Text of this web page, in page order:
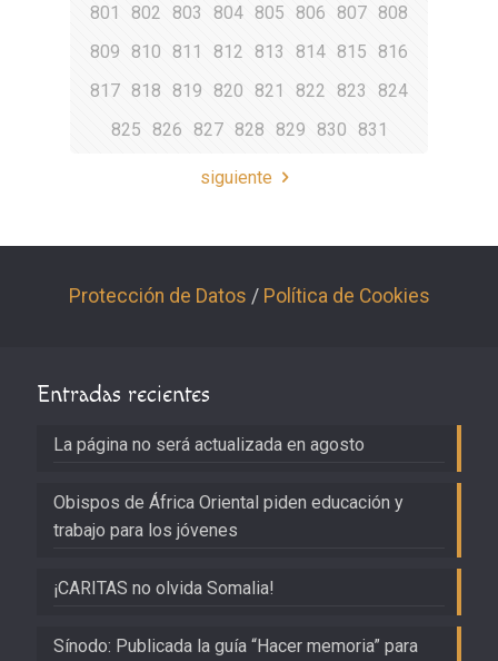
801
802 803 804 805 806 807 808
809
810 811 812 813 814 815
816
817 818 819 820 821 822 823
824
825
826 827 828 829 830 831
siguiente
Protección de Datos / Política de Cookies
Entradas recientes
La página no será actualizada en agosto
Obispos de África Oriental piden educación y
trabajo para los jóvenes
¡CARITAS no olvida Somalia!
Sínodo: Publicada la guía “Hacer memoria” para